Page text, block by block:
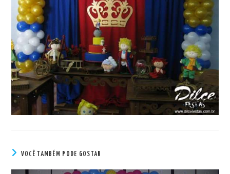
VOCÊ TAMBÉM PODE GOSTAR